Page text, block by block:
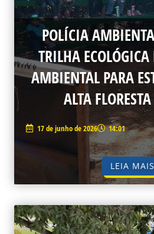
POLÍCIA
TRILHA
AMBIENTAL PARA
ALTA FLORESTA
17 de junho de 2026 14:01
LEIA MAIS